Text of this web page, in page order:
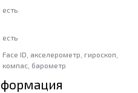
есть
есть
Face ID, акселерометр, гироскоп,
компас, барометр